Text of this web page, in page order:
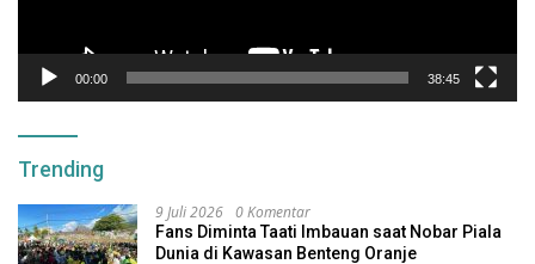
00:00 38:45
Trending
9 Juli 2026 0 Komentar
Fans Diminta Taati Imbauan saat Nobar Piala
Dunia di Kawasan Benteng Oranje